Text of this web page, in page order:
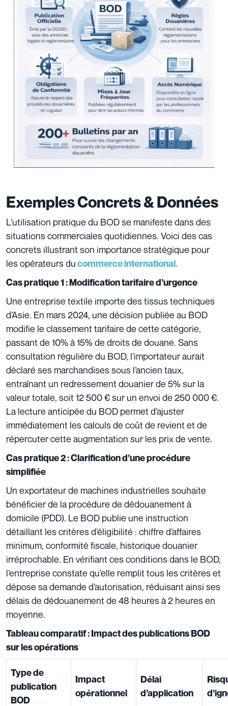
Exemples Concrets & Données
L’utilisation pratique du BOD se manifeste dans des
situations commerciales quotidiennes. Voici des cas
concrets illustrant son importance stratégique pour
les opérateurs ducommerce international.
Cas pratique 1 : Modification tarifaire d’urgence
Une entreprise textile importe des tissus techniques
d’Asie. En mars 2024, une décision publiée au BOD
modifie le classement tarifaire de cette catégorie,
passant de 10% à 15% de droits de douane. Sans
consultation régulière du BOD, l’importateur aurait
déclaré ses marchandises sous l’ancien taux,
entraînant un redressement douanier de 5% sur la
valeur totale, soit 12 500 € sur un envoi de 250 000 €.
La lecture anticipée du BOD permet d’ajuster
immédiatement les calculs de coût de revient et de
répercuter cette augmentation sur les prix de vente.
Cas pratique 2 : Clarification d’une procédure
simplifiée
Un exportateur de machines industrielles souhaite
bénéficier de la procédure de dédouanement à
domicile (PDD). Le BOD publie une instruction
détaillant les critères d’éligibilité : chiffre d’affaires
minimum, conformité fiscale, historique douanier
irréprochable. En vérifiant ces conditions dans le BOD,
l’entreprise constate qu’elle remplit tous les critères et
dépose sa demande d’autorisation, réduisant ainsi ses
délais de dédouanement de 48 heures à 2 heures en
moyenne.
Tableau comparatif : Impact des publications BOD
sur les opérations
Type de
publication
BOD
Impact
opérationnel
Délai
d’application